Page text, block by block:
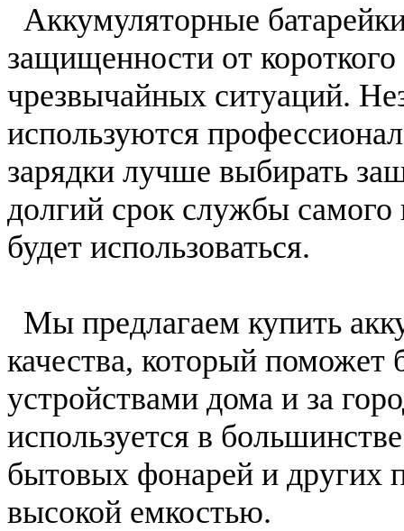
Аккумуляторные
защищенности от
чрезвычайных ситуаций.
используются
зарядки лучше выбирать
долгий срок службы самого
будет использоваться.
Мы предлагаем купить
качества, который поможет
устройствами дома и за
используется в
бытовых фонарей и других
высокой емкостью.